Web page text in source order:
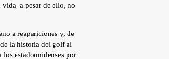
a pesar de ello, no
a reapariciones y, de
la historia del golf al
estadounidenses por